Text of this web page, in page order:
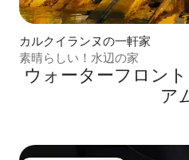
カルクイランヌの一軒家
素晴らしい！水辺の家
ウォーターフロン
ア